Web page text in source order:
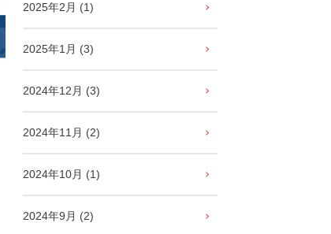
2025年2月 (1)
2025年1月 (3)
2024年12月 (3)
2024年11月 (2)
2024年10月 (1)
2024年9月 (2)